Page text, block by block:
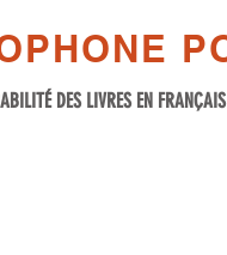
DES LIVRES EN